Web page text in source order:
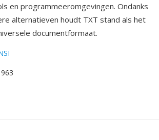
en programmeeromgevingen. Ondanks
alternatieven houdt TXT stand als het
documentformaat.